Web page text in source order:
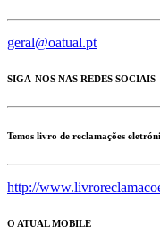
geral@oatual.pt
SIGA-NOS NAS REDES SOCIAIS
Temos livro de reclamações
http://
O ATUAL MOBILE